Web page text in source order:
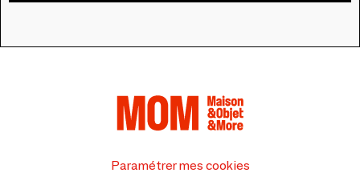
Paramétrer mes cookies